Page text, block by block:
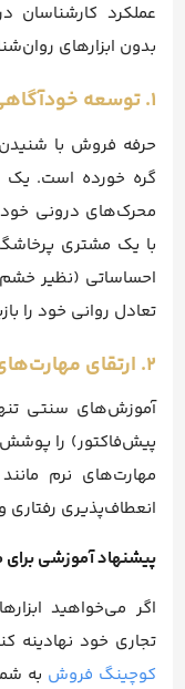
بدون ابزارهای
۱. توسعه خودآگاهی و تاب‌آوری کارشناس فروش
حرفه فروش با
گره خورده است. یک
محرک‌های درونی خود
با یک مشتری
احساساتی (نظیر
تعادل روانی خود را
۲. ارتقای مهارت‌های نرم فروش (Soft Skills)
انعطاف‌پذیری رفتاری
پیشنهاد آموزشی برای
اگر می‌خواهید
تجاری خود نهادینه
کوچینگ فروش به